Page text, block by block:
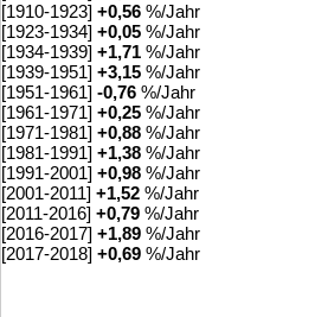
[1910-1923] +0,56 %/Jahr
[1923-1934] +0,05 %/Jahr
[1934-1939] +1,71 %/Jahr
[1939-1951] +3,15 %/Jahr
[1951-1961] -0,76 %/Jahr
[1961-1971] +0,25 %/Jahr
[1971-1981] +0,88 %/Jahr
[1981-1991] +1,38 %/Jahr
[1991-2001] +0,98 %/Jahr
[2001-2011] +1,52 %/Jahr
[2011-2016] +0,79 %/Jahr
[2016-2017] +1,89 %/Jahr
[2017-2018] +0,69 %/Jahr